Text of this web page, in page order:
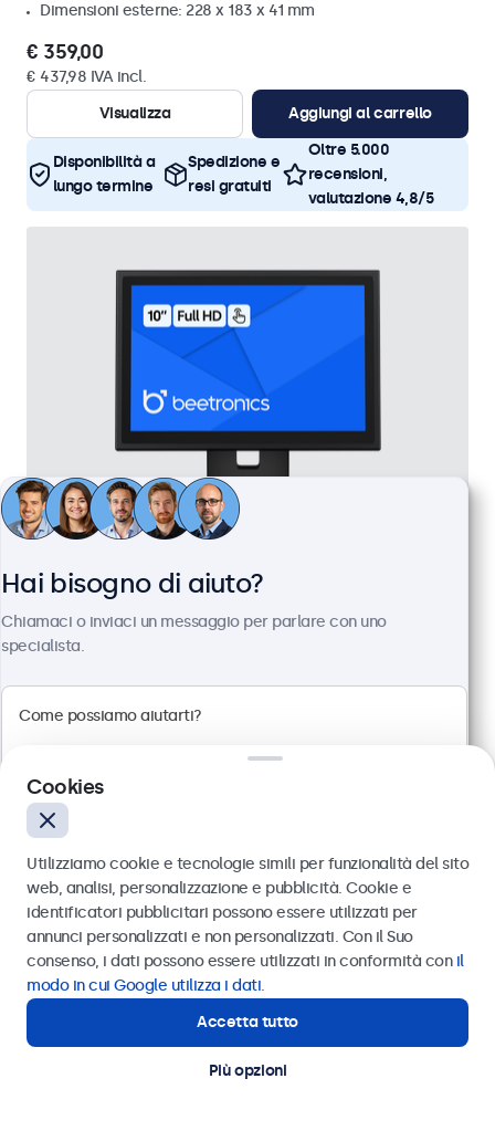
Dimensioni esterne: 228 x 183 x 41 mm
€ 359,00
€ 437,98 IVA incl.
Visualizza
Aggiungi al carrello
Disponibilità a
lungo termine
Spedizione e
resi gratuiti
Oltre 5.000
recensioni,
valutazione 4,8/5
Touchscreen 10 Pollici Metallo
10TS7M
100+ pezzi disponibili
Pannello multi-touch Full HD
Montaggio: scrivania, parete, incasso
Dimensioni esterne: 249 x 170 x 40 mm
€ 379,00
Visualizza
Aggiungi al carrello
Hai bisogno di aiuto?
Chiamaci o inviaci un messaggio per parlare con uno
specialista.
Inviare
Oppure chiamaci al
Contatta i nostri esperti
Cookies
Utilizziamo cookie e tecnologie simili per funzionalità del sito
web, analisi, personalizzazione e pubblicità. Cookie e
identificatori pubblicitari possono essere utilizzati per
annunci personalizzati e non personalizzati. Con il Suo
consenso, i dati possono essere utilizzati in conformità con il
modo in cui Google utilizza i dati.
Accetta tutto
Più opzioni